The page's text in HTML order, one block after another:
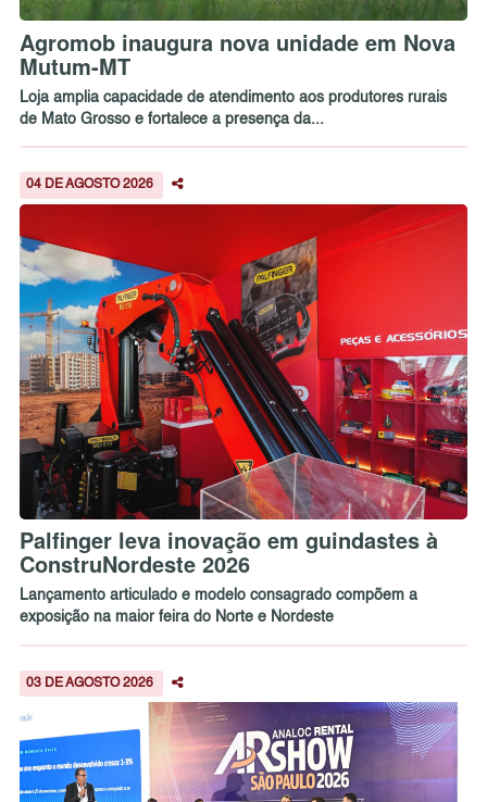
Agromob inaugura nova unidade em Nova
Mutum-MT
Loja amplia capacidade de atendimento aos produtores rurais
de Mato Grosso e fortalece a presença da...
04 DE AGOSTO 2026
Palfinger leva inovação em guindastes à
ConstruNordeste 2026
Lançamento articulado e modelo consagrado compõem a
exposição na maior feira do Norte e Nordeste
03 DE AGOSTO 2026